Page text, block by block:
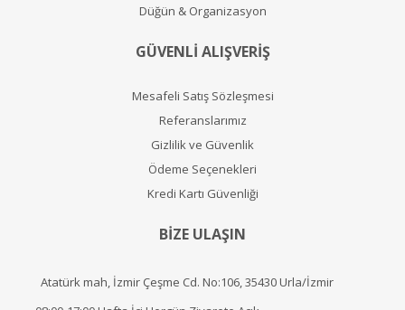
Düğün & Organizasyon
GÜVENLİ ALIŞVERİŞ
Mesafeli Satış Sözleşmesi
Referanslarımız
Gizlilik ve Güvenlik
Ödeme Seçenekleri
Kredi Kartı Güvenliği
BİZE ULAŞIN
Atatürk mah, İzmir Çeşme Cd. No:106, 35430 Urla/İzmir